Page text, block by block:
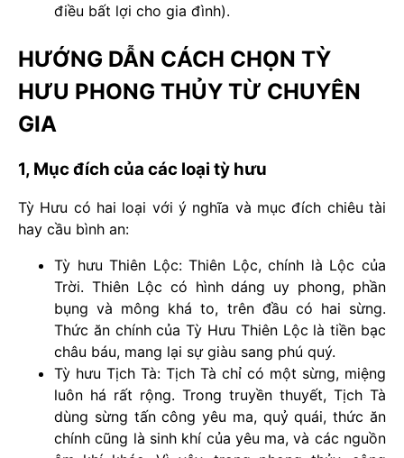
điều bất lợi cho gia đình).
HƯỚNG DẪN CÁCH CHỌN TỲ
HƯU PHONG THỦY TỪ CHUYÊN
GIA
1, Mục đích của các loại tỳ hưu
Tỳ Hưu có hai loại với ý nghĩa và mục đích chiêu tài
hay cầu bình an:
Tỳ hưu Thiên Lộc: Thiên Lộc, chính là Lộc của
Trời. Thiên Lộc có hình dáng uy phong, phần
bụng và mông khá to, trên đầu có hai sừng.
Thức ăn chính của Tỳ Hưu Thiên Lộc là tiền bạc
châu báu, mang lại sự giàu sang phú quý.
Tỳ hưu Tịch Tà: Tịch Tà chỉ có một sừng, miệng
luôn há rất rộng. Trong truyền thuyết, Tịch Tà
dùng sừng tấn công yêu ma, quỷ quái, thức ăn
chính cũng là sinh khí của yêu ma, và các nguồn